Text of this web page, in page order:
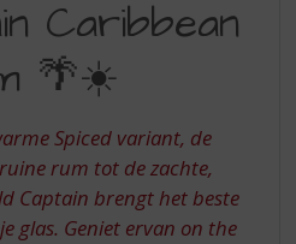
Caribbean
🌴☀️
Spiced variant, de
rum tot de zachte,
Captain brengt het beste
glas. Geniet ervan on the